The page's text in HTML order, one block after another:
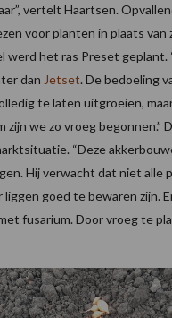
vertelt Haartsen.
voor planten in plaats van
werd het ras Preset geplant.
dan Jetset. De bedoeling
te laten uitgroeien,
zijn we zo vroeg begonnen.”
“Deze
Hij verwacht dat niet alle
liggen goed te bewaren zijn.
fusarium. Door vroeg te